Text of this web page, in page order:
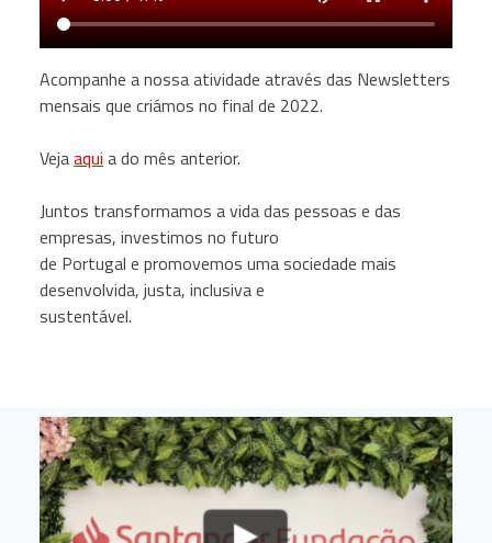
Acompanhe a nossa atividade através das Newsletters
mensais que criámos no final de 2022.
Vejaaqui a do mês anterior.
Juntos transformamos a vida das pessoas e das
empresas, investimos no futuro
de Portugal e promovemos uma sociedade mais
desenvolvida, justa, inclusiva e
sustentável.